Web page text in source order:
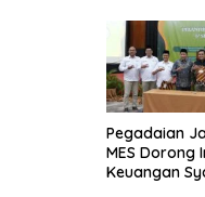
Pegadaian
MES Dorong
Keuangan